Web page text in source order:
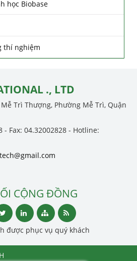
học Biobase
thí nghiệm
., LTD
Trì Thượng, Phường Mễ Trì, Quận
Fax: 04.32002828 - Hotline:
CỘNG ĐỒNG
được phục vụ quý khách